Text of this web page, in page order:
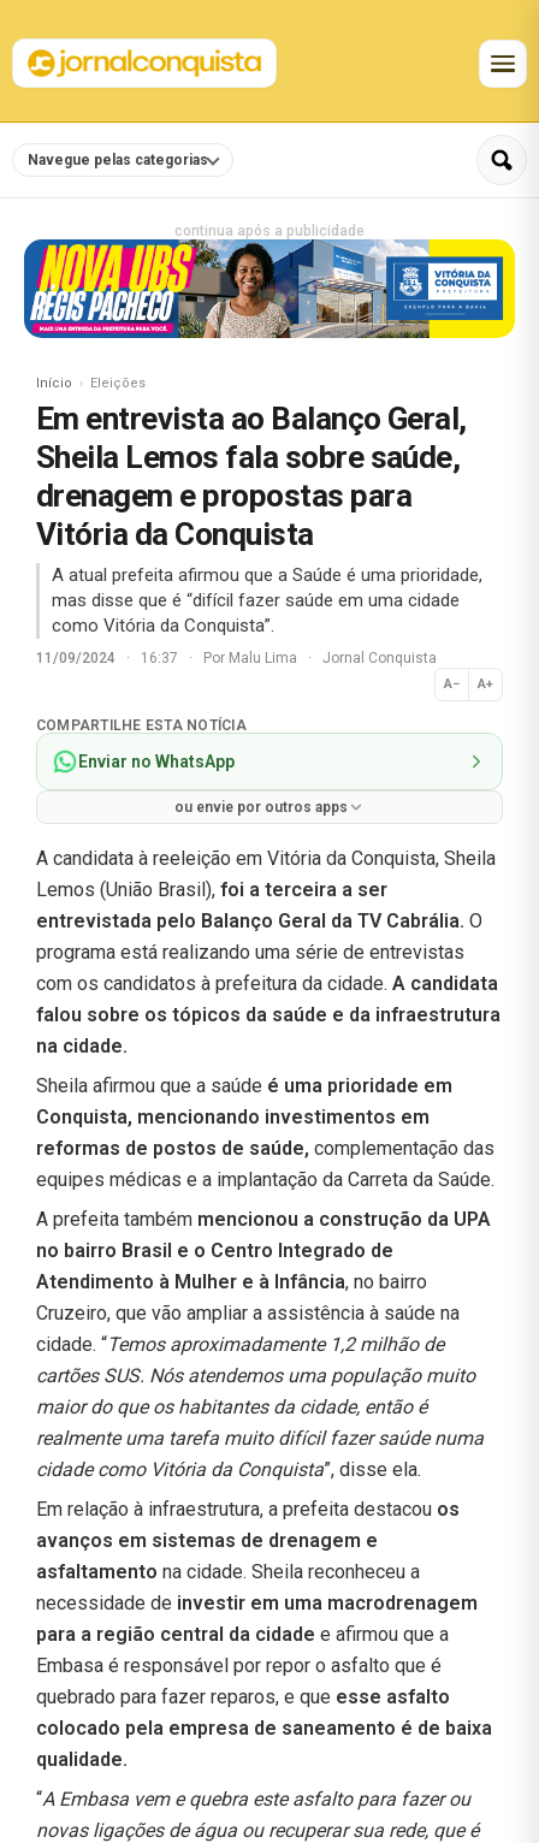
Navegue pelas categorias
continua após a publicidade
Início Eleições
Em entrevista ao Balanço Geral,
Sheila Lemos fala sobre saúde,
drenagem e propostas para
Vitória da Conquista
A atual prefeita afirmou que a Saúde é uma prioridade,
mas disse que é “difícil fazer saúde em uma cidade
como Vitória da Conquista”.
11/09/2024 · 16:37 · Por Malu Lima · Jornal Conquista
A− A+
Normal
COMPARTILHE ESTA NOTÍCIA
Enviar no WhatsApp
ou envie por outros apps
A candidata à reeleição em Vitória da Conquista, Sheila
Lemos (União Brasil), foi a terceira a ser
entrevistada pelo Balanço Geral da TV Cabrália. O
programa está realizando uma série de entrevistas
com os candidatos à prefeitura da cidade. A candidata
falou sobre os tópicos da saúde e da infraestrutura
na cidade.
Sheila afirmou que a saúde é uma prioridade em
Conquista, mencionando investimentos em
reformas de postos de saúde, complementação das
equipes médicas e a implantação da Carreta da Saúde.
A prefeita também mencionou a construção da UPA
no bairro Brasil e o Centro Integrado de
Atendimento à Mulher e à Infância, no bairro
Cruzeiro, que vão ampliar a assistência à saúde na
cidade. “Temos aproximadamente 1,2 milhão de
cartões SUS. Nós atendemos uma população muito
maior do que os habitantes da cidade, então é
realmente uma tarefa muito difícil fazer saúde numa
cidade como Vitória da Conquista”, disse ela.
Em relação à infraestrutura, a prefeita destacou os
avanços em sistemas de drenagem e
asfaltamento na cidade. Sheila reconheceu a
necessidade de investir em uma macrodrenagem
para a região central da cidade e afirmou que a
Embasa é responsável por repor o asfalto que é
quebrado para fazer reparos, e que esse asfalto
colocado pela empresa de saneamento é de baixa
qualidade.
“A Embasa vem e quebra este asfalto para fazer ou
novas ligações de água ou recuperar sua rede, que é